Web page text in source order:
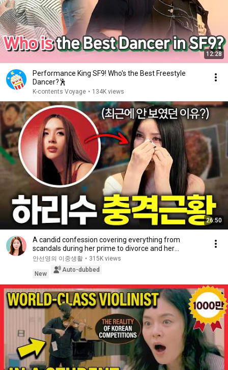
12:28
Performance King SF9! Who's the Best Freestyle
Dancer?🕺
K-contents Voyage • 134K views
26:50
A candid confession covering everything from
scandals during her prime to divorce and her
experie...
안선영의 이중생활 • 315K views
New
Auto-dubbed